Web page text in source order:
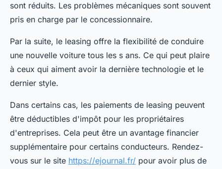
sont réduits. Les problèmes mécaniques sont souvent
pris en charge par le concessionnaire.
Par la suite, le leasing offre la flexibilité de conduire
une nouvelle voiture tous les s ans. Ce qui peut plaire
à ceux qui aiment avoir la dernière technologie et le
dernier style.
Dans certains cas, les paiements de leasing peuvent
être déductibles d'impôt pour les propriétaires
d'entreprises. Cela peut être un avantage financier
supplémentaire pour certains conducteurs. Rendez-
vous sur le site https://ejournal.fr/ pour avoir plus de